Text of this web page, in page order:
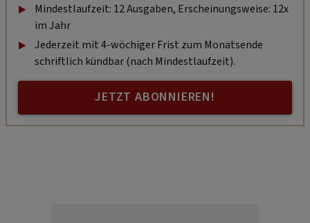
Mindestlaufzeit: 12 Ausgaben, Erscheinungsweise: 12x
im Jahr
Jederzeit mit 4-wöchiger Frist zum Monatsende
schriftlich kündbar (nach Mindestlaufzeit).
JETZT ABONNIEREN!